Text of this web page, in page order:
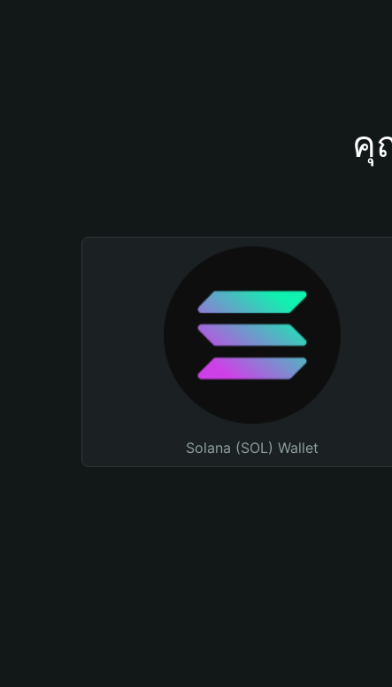
คุ
Solana (SOL) Wallet